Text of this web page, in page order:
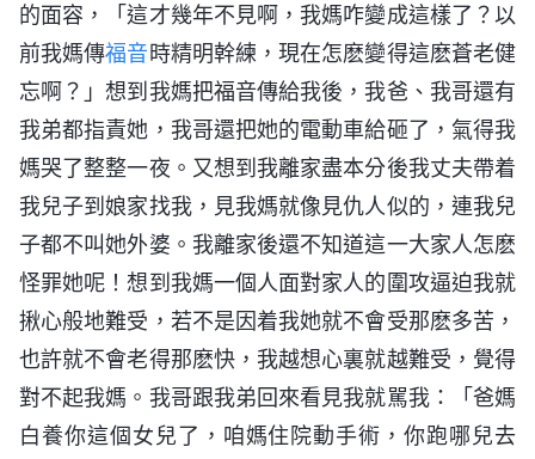
的面容，「這才幾年不見啊，我媽咋變成這樣了？以
前我媽傳福音時精明幹練，現在怎麽變得這麽蒼老健
忘啊？」想到我媽把福音傳給我後，我爸、我哥還有
我弟都指責她，我哥還把她的電動車給砸了，氣得我
媽哭了整整一夜。又想到我離家盡本分後我丈夫帶着
我兒子到娘家找我，見我媽就像見仇人似的，連我兒
子都不叫她外婆。我離家後還不知道這一大家人怎麽
怪罪她呢！想到我媽一個人面對家人的圍攻逼迫我就
揪心般地難受，若不是因着我她就不會受那麽多苦，
也許就不會老得那麽快，我越想心裏就越難受，覺得
對不起我媽。我哥跟我弟回來看見我就駡我：「爸媽
白養你這個女兒了，咱媽住院動手術，你跑哪兒去